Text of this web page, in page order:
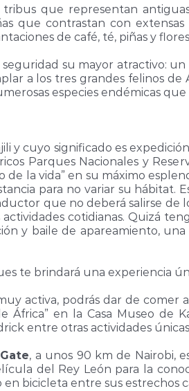
que representan
que contrastan con
de café, té, piñas y
seguridad su mayor atractivo:
a los tres grandes felinos
especies endémicas
y cuyo significado es
Parques Nacionales y
de la vida” en su máximo
para no variar su hábitat.
que no deberá salirse de
actividades cotidianas. Quizá
y baile de apareamiento,
te brindará una experiencia
activa, podrás dar de comer
África” en la Casa Museo de
entre otras actividades
, a unos 90 km de Nairobi,
del Rey León para la
en bicicleta entre sus estrechos